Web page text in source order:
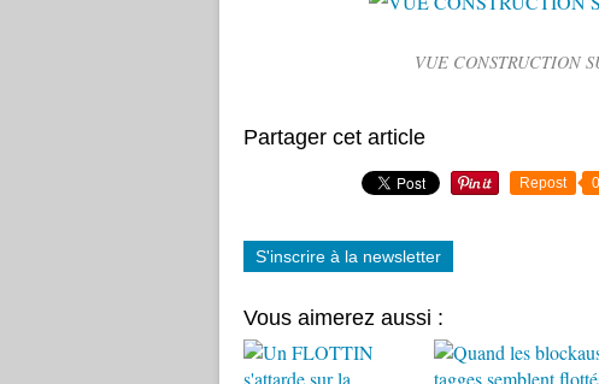
VUE CONSTRUCTION
Partager cet article
Repost 0
S'inscrire à la newsletter
Vous aimerez aussi :